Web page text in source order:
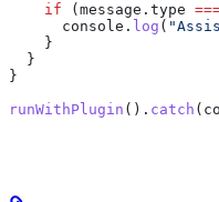
    if
( message . type
      console
. log (
    }
  }
}
runWithPlugin (). catch (